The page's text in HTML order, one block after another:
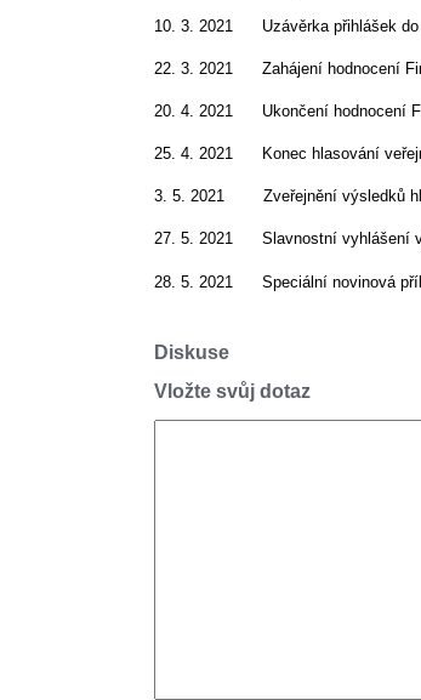
10. 3. 2021 Uzávěrka přihlášek do
22. 3. 2021 Zahájení hodnocení
20. 4. 2021 Ukončení hodnocení
25. 4. 2021 Konec hlasování
3. 5. 2021 Zveřejnění výsledků
27. 5. 2021 Slavnostní vyhlášení
28. 5. 2021 Speciální novinová
Diskuse
Vložte svůj dotaz